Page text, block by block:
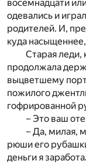
восемнадцати
одевались и
родителей. И,
куда
Старая леди,
продолжала
выцветшему
пожилого
гофрированной
– Это ваш
– Да, милая,
рюши его
деньги я